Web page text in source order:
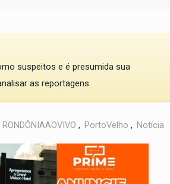
suspeitos e é presumida sua
as reportagens.
RONDÔNIAAOVIVO , PortoVelho , Notícia